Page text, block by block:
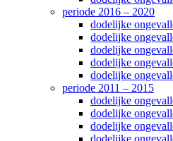
periode 2016 – 2020
dodelijke
dodelijke
dodelijke
dodelijke
dodelijke
periode 2011 – 2015
dodelijke
dodelijke
dodelijke
dodelijke